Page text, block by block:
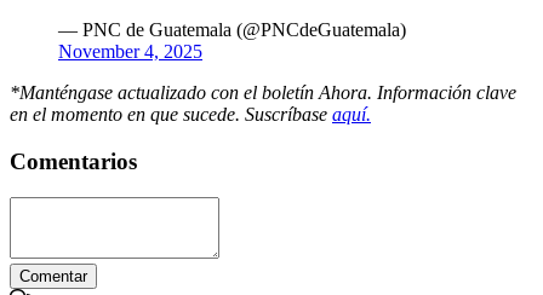
— PNC de Guatemala (@PNCdeGuatemala)
November 4, 2025
*Manténgase actualizado con el boletín Ahora. Información clave
en el momento en que sucede. Suscríbase aquí.
Comentarios
Comentar